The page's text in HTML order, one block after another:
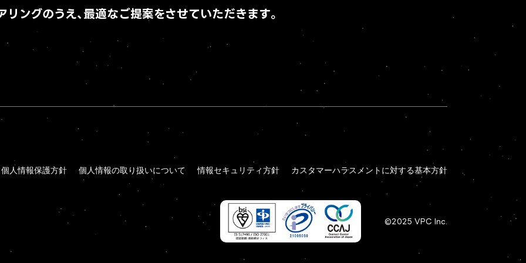
リングのうえ、 最適なご提案をさせていただきます。
個人情報保護方針
個人情報の取り扱いについて
個人情報の取り扱いについて
情報セキュリティ方針
情報セキュリティ方針
カスタマーハラスメントに対する基本方針
カスタマーハラスメントに対する基本方針
©2025 VPC Inc.